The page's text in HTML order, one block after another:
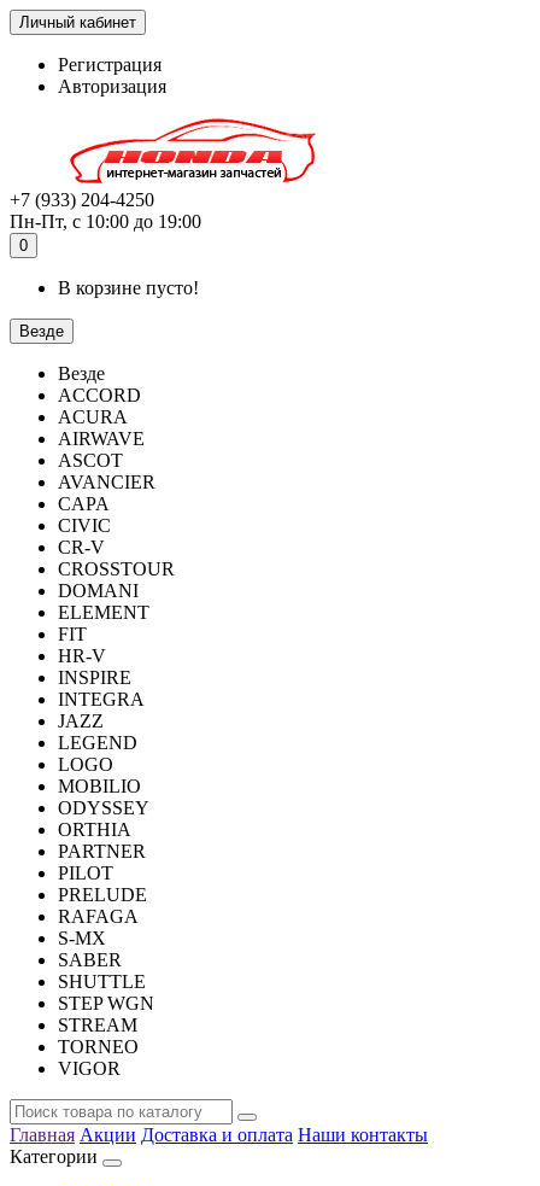
Личный кабинет
Регистрация
Авторизация
+7 (933) 204-4250
Пн-Пт, с 10:00 до 19:00
0
В корзине пусто!
Везде
Везде
ACCORD
ACURA
AIRWAVE
ASCOT
AVANCIER
CAPA
CIVIC
CR-V
CROSSTOUR
DOMANI
ELEMENT
FIT
HR-V
INSPIRE
INTEGRA
JAZZ
LEGEND
LOGO
MOBILIO
ODYSSEY
ORTHIA
PARTNER
PILOT
PRELUDE
RAFAGA
S-MX
SABER
SHUTTLE
STEP WGN
STREAM
TORNEO
VIGOR
Главная Акции Доставка и оплата Наши контакты
Категории